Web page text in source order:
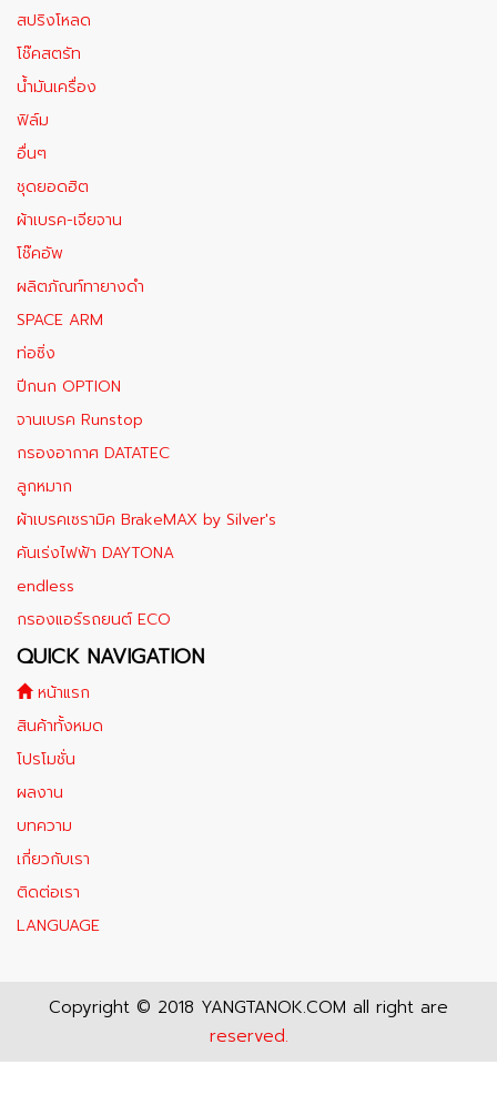
สปริงโหลด
โช๊คสตรัท
น้ำมันเครื่อง
ฟิล์ม
อื่นๆ
ชุดยอดฮิต
ผ้าเบรค-เจียจาน
โช๊คอัพ
ผลิตภัณท์ทายางดำ
SPACE ARM
ท่อซิ่ง
ปีกนก OPTION
จานเบรค Runstop
กรองอากาศ DATATEC
ลูกหมาก
ผ้าเบรคเซรามิค BrakeMAX​ by Silver's
คันเร่งไฟฟ้า DAYTONA
endless
กรองแอร์รถยนต์ ECO
QUICK NAVIGATION
หน้าแรก
สินค้าทั้งหมด
โปรโมชั่น
ผลงาน
บทความ
เกี่ยวกับเรา
ติดต่อเรา
LANGUAGE
Copyright © 2018 YANGTANOK.COM all right are
reserved.